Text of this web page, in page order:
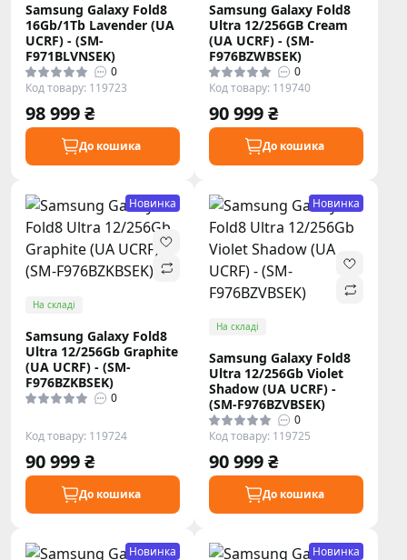
Samsung Galaxy Fold8
16Gb/1Tb Lavender (UA
UCRF) - (SM-
F971BLVNSEK)
0
Код товару: 119723
98 999 ₴
До кошика
Samsung Galaxy Fold8
Ultra 12/256GB Cream
(UA UCRF) - (SM-
F976BZWBSEK)
0
Код товару: 119740
90 999 ₴
До кошика
Новинка
На складі
Samsung Galaxy Fold8
Ultra 12/256Gb Graphite
(UA UCRF) - (SM-
F976BZKBSEK)
0
Код товару: 119724
90 999 ₴
До кошика
Новинка
На складі
Samsung Galaxy Fold8
Ultra 12/256Gb Violet
Shadow (UA UCRF) -
(SM-F976BZVBSEK)
0
Код товару: 119725
90 999 ₴
До кошика
Новинка Новинка